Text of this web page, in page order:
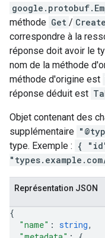
méthode Get / Create
correspondre à la
réponse doit avoir le
nom de la méthode
méthode d'origine est
réponse déduit est
Objet contenant des
supplémentaire
type. Exemple : {
Représentation JSON
{
"name" : string,